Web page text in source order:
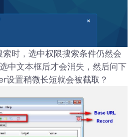
时，选中权限搜索条件仍然会
中文本框后才会消失，然后问下
设置稍微长短就会被截取？